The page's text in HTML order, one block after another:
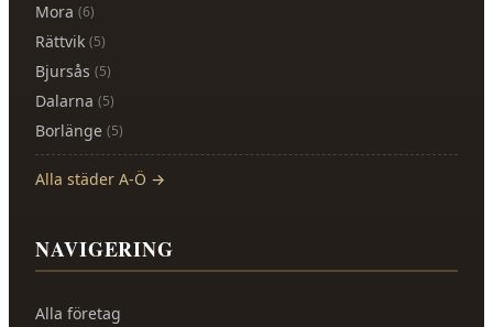
Mora (6)
Rättvik (5)
Bjursås (5)
Dalarna (5)
Borlänge (5)
Alla städer A-Ö →
NAVIGERING
Alla företag